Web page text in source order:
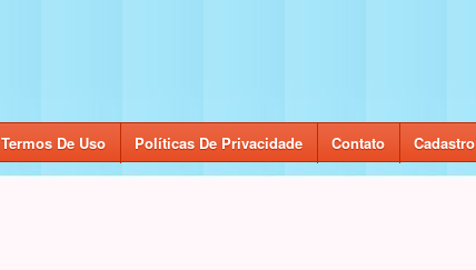
Termos De Uso Políticas De Privacidade Contato